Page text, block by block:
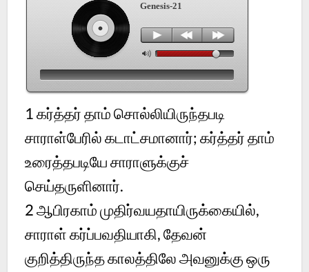
Genesis-21
1கர்த்தர் தாம் சொல்லியிருந்தபடி
சாராள்பேரில் கடாட்சமானார்; கர்த்தர் தாம்
உரைத்தபடியே சாராளுக்குச்
செய்தருளினார்.
2ஆபிரகாம் முதிர்வயதாயிருக்கையில்,
சாராள் கர்ப்பவதியாகி, தேவன்
குறித்திருந்த காலத்திலே அவனுக்கு ஒரு